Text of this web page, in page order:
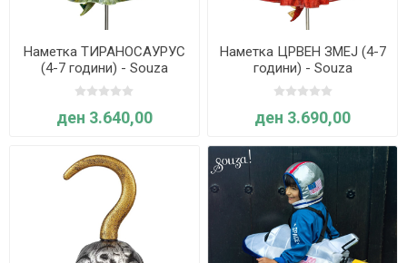
Наметка ТИРАНОСАУРУС
(4-7 години) - Souza
ден 3.640,00
Наметка ЦРВЕН ЗМЕЈ (4-7
години) - Souza
ден 3.690,00